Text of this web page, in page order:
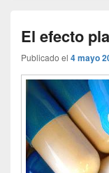
El efecto
Publicado el 4 mayo